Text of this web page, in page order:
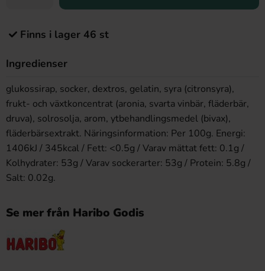
Finns i lager 46 st
Ingredienser
glukossirap, socker, dextros, gelatin, syra (citronsyra),
frukt- och växtkoncentrat (aronia, svarta vinbär, fläderbär,
druva), solrosolja, arom, ytbehandlingsmedel (bivax),
fläderbärsextrakt. Näringsinformation: Per 100g. Energi:
1406kJ / 345kcal / Fett: <0.5g / Varav mättat fett: 0.1g /
Kolhydrater: 53g / Varav sockerarter: 53g / Protein: 5.8g /
Salt: 0.02g.
Se mer från Haribo Godis